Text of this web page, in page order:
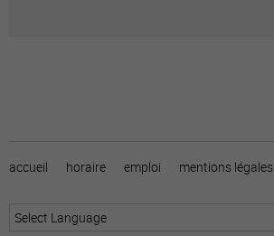
accueil horaire emploi mentions légales